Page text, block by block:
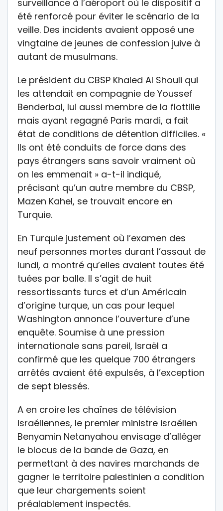
surveillance à l’aéroport où le dispositif a
été renforcé pour éviter le scénario de la
veille. Des incidents avaient opposé une
vingtaine de jeunes de confession juive à
autant de musulmans.
Le président du CBSP Khaled Al Shouli qui
les attendait en compagnie de Youssef
Benderbal, lui aussi membre de la flottille
mais ayant regagné Paris mardi, a fait
état de conditions de détention difficiles. «
Ils ont été conduits de force dans des
pays étrangers sans savoir vraiment où
on les emmenait » a-t-il indiqué,
précisant qu’un autre membre du CBSP,
Mazen Kahel, se trouvait encore en
Turquie.
En Turquie justement où l’examen des
neuf personnes mortes durant l’assaut de
lundi, a montré qu’elles avaient toutes été
tuées par balle. Il s’agit de huit
ressortissants turcs et d’un Américain
d’origine turque, un cas pour lequel
Washington annonce l’ouverture d’une
enquête. Soumise à une pression
internationale sans pareil, Israël a
confirmé que les quelque 700 étrangers
arrêtés avaient été expulsés, à l’exception
de sept blessés.
A en croire les chaînes de télévision
israéliennes, le premier ministre israélien
Benyamin Netanyahou envisage d’alléger
le blocus de la bande de Gaza, en
permettant à des navires marchands de
gagner le territoire palestinien a condition
que leur chargements soient
préalablement inspectés.